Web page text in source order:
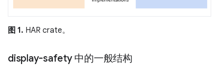
图 1. HAR crate。
display-safety 中的一般结构